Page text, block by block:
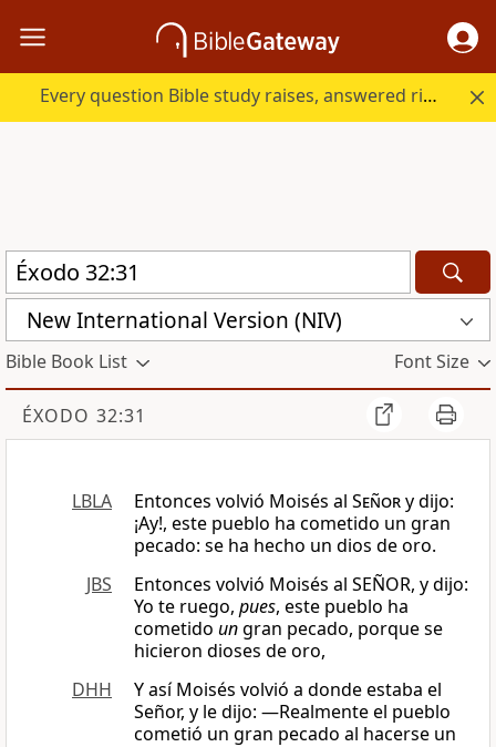
Every question Bible study raises, answered right here.
New International Version (NIV)
Bible Book List Font Size
ÉXODO 32:31
LBLA Entonces volvió Moisés al Señory dijo:
¡Ay!, este pueblo ha cometido un gran
pecado: se ha hecho un dios de oro.
JBS
Entonces volvió Moisés al SEÑOR, y dijo:
Yo te ruego, pues, este pueblo ha
cometido ungran pecado, porque se
hicieron dioses de oro,
DHH
Y así Moisés volvió a donde estaba el
Señor, y le dijo: —Realmente el pueblo
cometió un gran pecado al hacerse un